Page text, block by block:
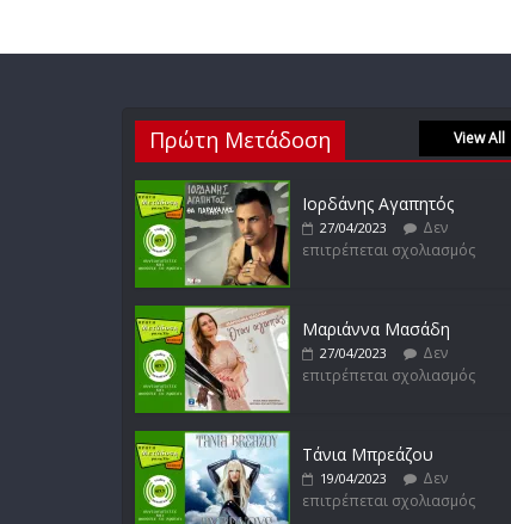
Πρώτη Μετάδοση View All
Ιορδάνης Αγαπητός
27/04/2023
Δεν
επιτρέπεται σχολιασμός
Μαριάννα Μασάδη
27/04/2023
Δεν
επιτρέπεται σχολιασμός
Τάνια Μπρεάζου
19/04/2023
Δεν
επιτρέπεται σχολιασμός